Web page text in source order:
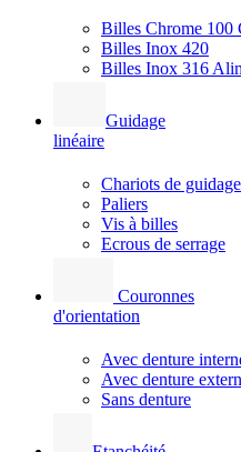
Billes Chrome 100
Billes Inox 420
Billes Inox 316
Guidage
linéaire
Chariots de guidage
Paliers
Vis à billes
Ecrous de serrage
Couronnes
d'orientation
Avec denture
Avec denture
Sans denture